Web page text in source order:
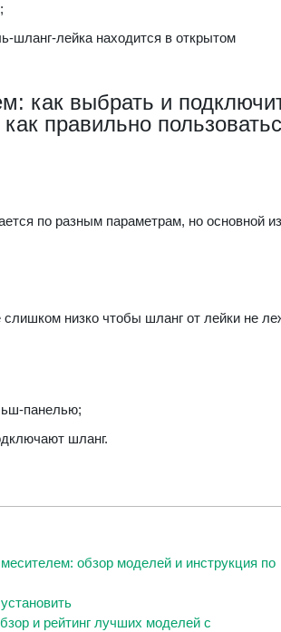
шланг-лейка находится в открытом
как выбрать и
правильно
по разным параметрам, но основной
низко чтобы шланг от лейки не
панелью;
шланг.
обзор моделей и инструкция по
и рейтинг лучших моделей с